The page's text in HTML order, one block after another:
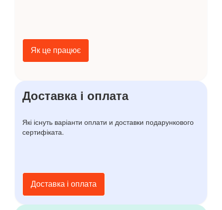
Як це працює
Доставка і оплата
Які існуть варіанти оплати и доставки подарункового
сертифіката.
Доставка і оплата